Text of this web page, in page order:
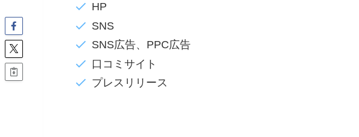
HP
SNS
SNS広告、PPC広告
口コミサイト
プレスリリース